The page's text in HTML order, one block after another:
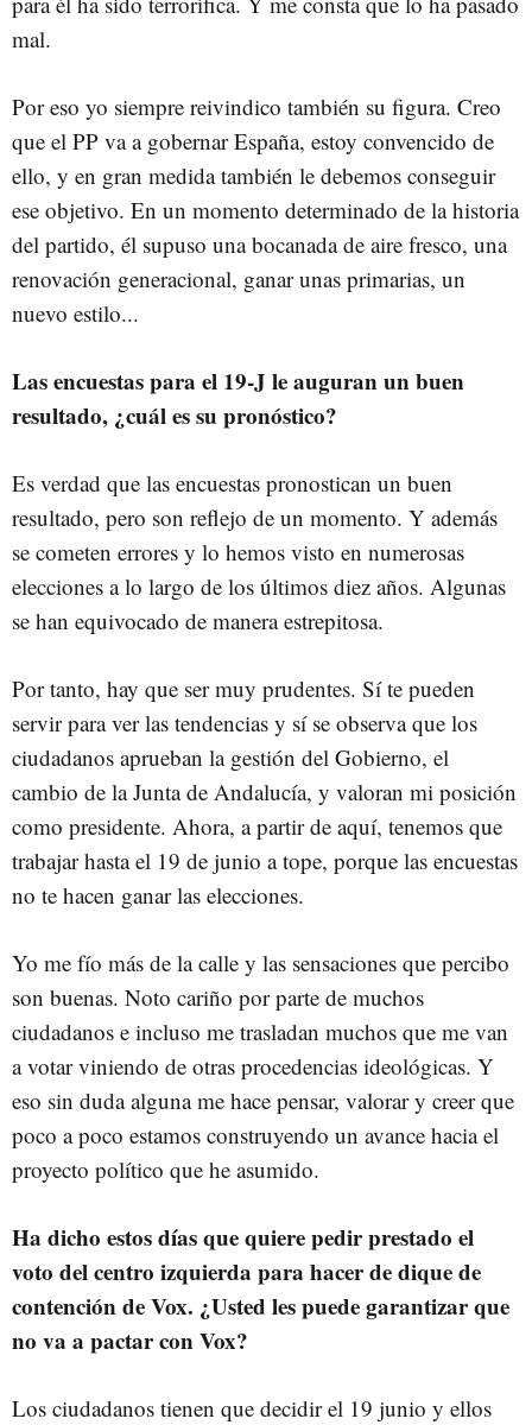
mal.
Por eso yo siempre reivindico también su figura. Creo
que el PP va a gobernar España, estoy convencido de
ello, y en gran medida también le debemos conseguir
ese objetivo. En un momento determinado de la historia
del partido, él supuso una bocanada de aire fresco, una
renovación generacional, ganar unas primarias, un
nuevo estilo...
Las encuestas para el 19-J le auguran un buen
resultado, ¿cuál es su pronóstico?
Es verdad que las encuestas pronostican un buen
resultado, pero son reflejo de un momento. Y además
se cometen errores y lo hemos visto en numerosas
elecciones a lo largo de los últimos diez años. Algunas
se han equivocado de manera estrepitosa.
Por tanto, hay que ser muy prudentes. Sí te pueden
servir para ver las tendencias y sí se observa que los
ciudadanos aprueban la gestión del Gobierno, el
cambio de la Junta de Andalucía, y valoran mi posición
como presidente. Ahora, a partir de aquí, tenemos que
trabajar hasta el 19 de junio a tope, porque las encuestas
no te hacen ganar las elecciones.
Yo me fío más de la calle y las sensaciones que percibo
son buenas. Noto cariño por parte de muchos
ciudadanos e incluso me trasladan muchos que me van
a votar viniendo de otras procedencias ideológicas. Y
eso sin duda alguna me hace pensar, valorar y creer que
poco a poco estamos construyendo un avance hacia el
proyecto político que he asumido.
Ha dicho estos días que quiere pedir prestado el
voto del centro izquierda para hacer de dique de
contención de Vox. ¿Usted les puede garantizar que
no va a pactar con Vox?
Los ciudadanos tienen que decidir el 19 junio y ellos